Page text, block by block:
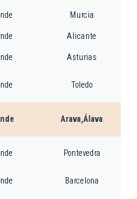
Murcia
Alicante
Asturias
Toledo
Arava,Álava
Pontevedra
Barcelona